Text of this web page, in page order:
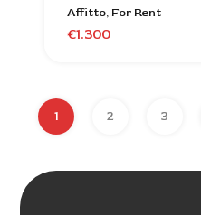
Affitto, For Rent
€1.300
1 2 3